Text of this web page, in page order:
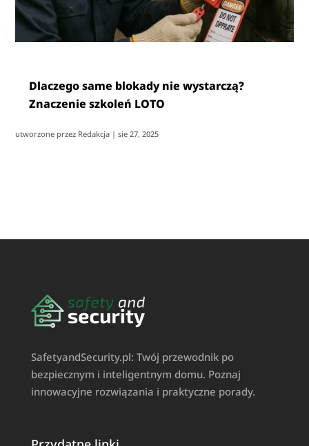
Dlaczego same blokady nie wystarczą?
Znaczenie szkoleń LOTO
utworzone przez Redakcja |sie 27, 2025
SafetyandSecurity.pl: Twój przewodnik po
bezpiecznym i inteligentnym domu. Poznaj
innowacyjne rozwiązania i praktyczne porady.